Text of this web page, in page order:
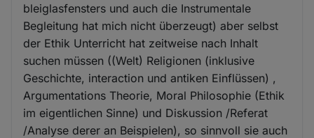
bleiglasfensters und auch die Instrumentale
Begleitung hat mich nicht überzeugt) aber selbst
der Ethik Unterricht hat zeitweise nach Inhalt
suchen müssen ((Welt) Religionen (inklusive
Geschichte, interaction und antiken Einflüssen) ,
Argumentations Theorie, Moral Philosophie (Ethik
im eigentlichen Sinne) und Diskussion /Referat
/Analyse derer an Beispielen), so sinnvoll sie auch